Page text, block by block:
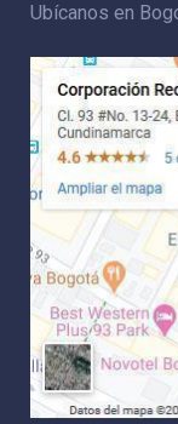
Ubícanos en